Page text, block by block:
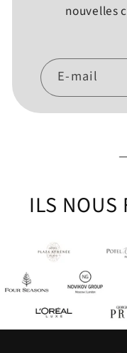
nouvelles
E-mail
ILS NOUS